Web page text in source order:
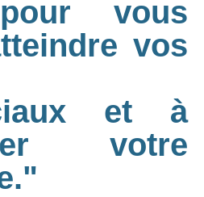
vous
vos
et à
votre